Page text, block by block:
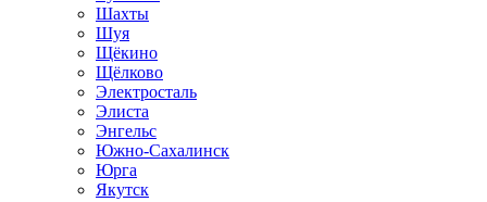
Шахты
Шуя
Щёкино
Щёлково
Электросталь
Элиста
Энгельс
Южно-Сахалинск
Юрга
Якутск